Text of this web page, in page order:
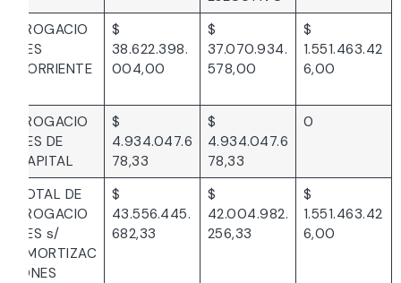
EROGACIO
NES
CORRIENTE
$
38.622.398.
004,00
$
37.070.934.
578,00
$
1.551.463.42
6,00
EROGACIO
NES DE
CAPITAL
$
4.934.047.6
78,33
$
4.934.047.6
78,33
0
TOTAL DE
EROGACIO
NES s/
AMORTIZAC
IONES
$
43.556.445.
682,33
$
42.004.982.
256,33
$
1.551.463.42
6,00